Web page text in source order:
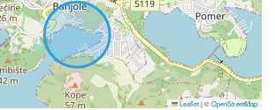
Leaflet|©OpenStreetMap